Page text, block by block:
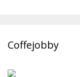
Coffejobby